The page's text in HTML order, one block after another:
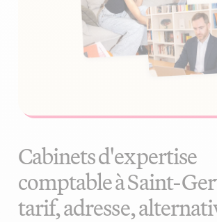
Cabinets d'expertise
comptable à Saint-
tarif, adresse,